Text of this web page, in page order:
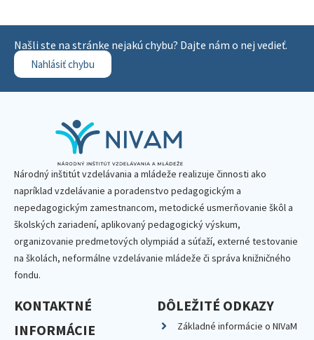
Našli ste na stránke nejakú chybu? Dajte nám o nej vedieť.
Nahlásiť chybu
Národný inštitút vzdelávania a mládeže realizuje činnosti ako
napríklad vzdelávanie a poradenstvo pedagogickým a
nepedagogickým zamestnancom, metodické usmerňovanie škôl a
školských zariadení, aplikovaný pedagogický výskum,
organizovanie predmetových olympiád a súťaží, externé testovanie
na školách, neformálne vzdelávanie mládeže či správa knižničného
fondu.
KONTAKTNÉ
INFORMÁCIE
DÔLEŽITÉ ODKAZY
Základné informácie o NIVaM